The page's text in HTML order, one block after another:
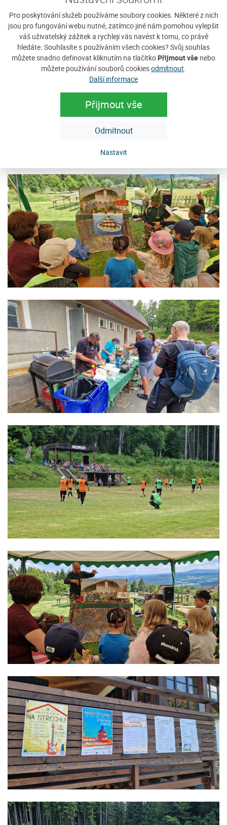
Pro poskytování služeb používáme soubory cookies. Některé z nich
jsou pro fungování webu nutné, zatímco jiné nám pomohou vylepšit
váš uživatelský zážitek a rychleji vás navést k tomu, co právě
hledáte. Souhlasíte s používáním všech cookies? Svůj souhlas
můžete snadno definovat kliknutím na tlačítko Přijmout vše nebo
můžete používání souborů cookiesodmítnout
Další informace
Přijmout vše
Odmítnout
Nastavit